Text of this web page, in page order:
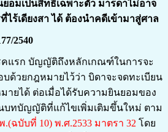
อมเป็นสิทธิเฉพาะตัว มารดาไม่อาจ
ร้เดียงสา ได้ ต้องนำคดีเข้ามาสู่ศาล
2540
คแรก บัญญัติถึงหลักเกณฑ์ในการจะ
บด้วยกฎหมายไว้ว่า บิดาจะจดทะเบียน
ายได้ ต่อเมื่อได้รับความยินยอมของ
นบทบัญญัติที่แก้ไขเพิ่มเติมขึ้นใหม่ ตาม
ฉบับที่ 10) พ.ศ.2533 มาตรา 32 โดย